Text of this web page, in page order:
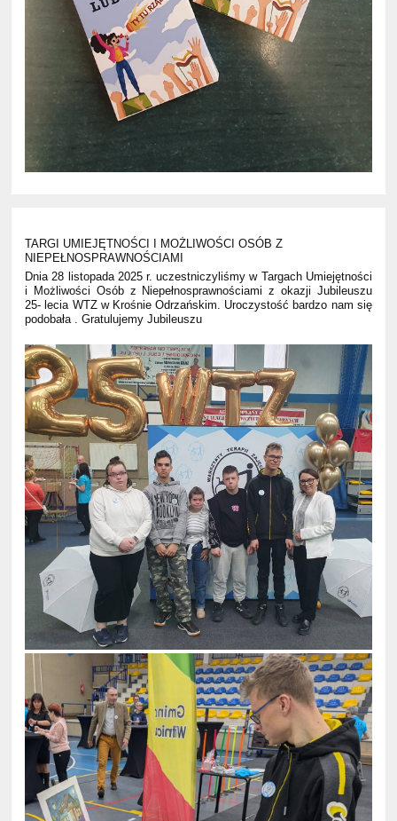
TARGI UMIEJĘTNOŚCI I MOŻLIWOŚCI OSÓB Z
NIEPEŁNOSPRAWNOŚCIAMI
Dnia 28 listopada 2025 r. uczestniczyliśmy w Targach Umiejętności
i Możliwości Osób z Niepełnosprawnościami z okazji Jubileuszu
25- lecia WTZ w Krośnie Odrzańskim. Uroczystość bardzo nam się
podobała . Gratulujemy Jubileuszu